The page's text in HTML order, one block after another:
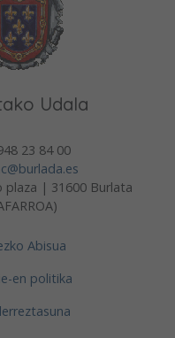
Udala
23 84 00
plaza | 31600 Burlata
Abisua
en politika